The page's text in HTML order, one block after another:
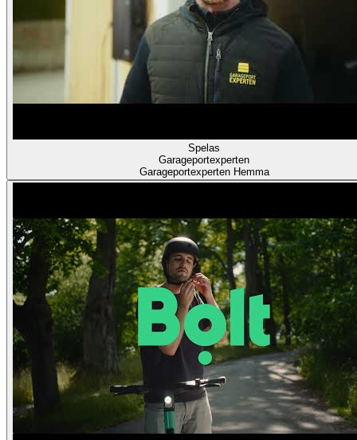
Spelas
Garageportexperten
Garageportexperten Hemma